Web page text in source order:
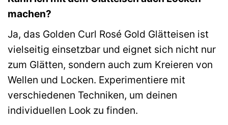
machen?
Ja, das Golden Curl Rosé Gold Glätteisen ist
vielseitig einsetzbar und eignet sich nicht nur
zum Glätten, sondern auch zum Kreieren von
Wellen und Locken. Experimentiere mit
verschiedenen Techniken, um deinen
individuellen Look zu finden.